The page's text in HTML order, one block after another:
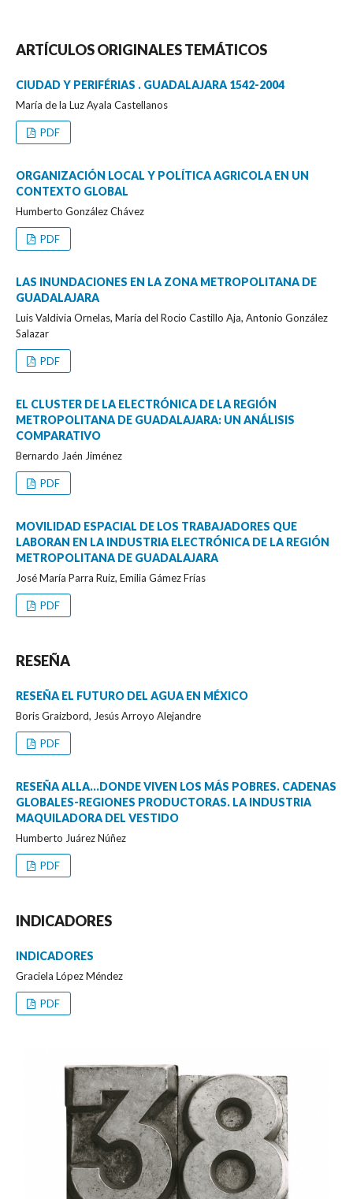
ARTÍCULOS ORIGINALES TEMÁTICOS
CIUDAD Y PERIFÉRIAS . GUADALAJARA 1542-2004
María de la Luz Ayala Castellanos
PDF
ORGANIZACIÓN LOCAL Y POLÍTICA AGRICOLA EN UN
CONTEXTO GLOBAL
Humberto González Chávez
PDF
LAS INUNDACIONES EN LA ZONA METROPOLITANA DE
GUADALAJARA
Luis Valdivia Ornelas, María del Rocio Castillo Aja, Antonio González
Salazar
PDF
EL CLUSTER DE LA ELECTRÓNICA DE LA REGIÓN
METROPOLITANA DE GUADALAJARA: UN ANÁLISIS
COMPARATIVO
Bernardo Jaén Jiménez
PDF
MOVILIDAD ESPACIAL DE LOS TRABAJADORES QUE
LABORAN EN LA INDUSTRIA ELECTRÓNICA DE LA REGIÓN
METROPOLITANA DE GUADALAJARA
José María Parra Ruiz, Emilia Gámez Frías
PDF
RESEÑA
RESEÑA EL FUTURO DEL AGUA EN MÉXICO
Boris Graizbord, Jesús Arroyo Alejandre
PDF
RESEÑA ALLA...DONDE VIVEN LOS MÁS POBRES. CADENAS
GLOBALES-REGIONES PRODUCTORAS. LA INDUSTRIA
MAQUILADORA DEL VESTIDO
Humberto Juárez Núñez
PDF
INDICADORES
INDICADORES
Graciela López Méndez
PDF